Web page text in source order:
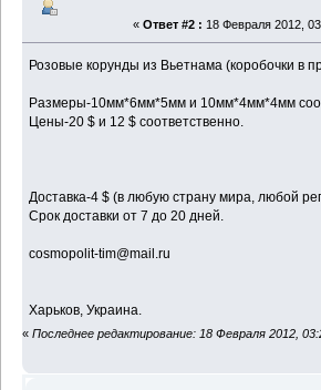
« Ответ #2 : 18 Февраля 2012,
Розовые корунды из Вьетнама (коробочки в
Размеры-10мм*6мм*5мм и 10мм*4мм*4мм
Цены-20 $ и 12 $ соответственно.
Доставка-4 $ (в любую страну мира, любой
Срок доставки от 7 до 20 дней.
cosmopolit-tim@mail.ru
Харьков, Украина.
« Последнее редактирование: 18 Февраля 2012,